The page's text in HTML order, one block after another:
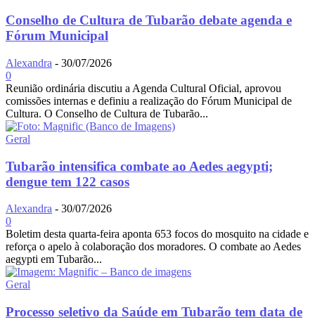
Conselho de Cultura de Tubarão debate agenda e
Fórum Municipal
Alexandra - 30/07/2026
0
Reunião ordinária discutiu a Agenda Cultural Oficial, aprovou
comissões internas e definiu a realização do Fórum Municipal de
Cultura. O Conselho de Cultura de Tubarão...
Geral
Tubarão intensifica combate ao Aedes aegypti;
dengue tem 122 casos
Alexandra - 30/07/2026
0
Boletim desta quarta-feira aponta 653 focos do mosquito na cidade e
reforça o apelo à colaboração dos moradores. O combate ao Aedes
aegypti em Tubarão...
Geral
Processo seletivo da Saúde em Tubarão tem data de